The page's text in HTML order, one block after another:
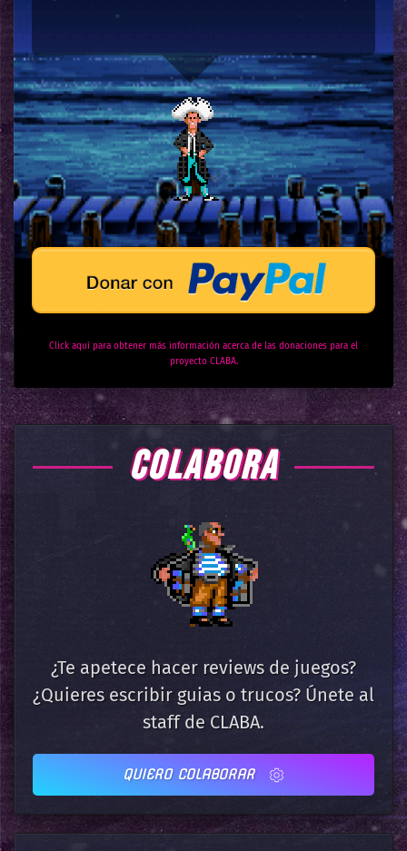
Click aquí para obtener más información acerca de las donaciones para el
proyecto CLABA.
COLABORA
¿Te apetece hacer reviews de juegos?
¿Quieres escribir guias o trucos? Únete al
staff de CLABA.
QUIERO COLABORAR